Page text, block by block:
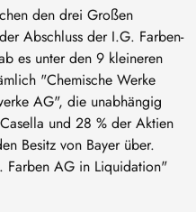
den drei Großen
Abschluss der I.G. Farben-
es unter den 9 kleineren
"Chemische Werke
AG", die unabhängig
und 28 % der Aktien
Besitz von Bayer über.
AG in Liquidation"